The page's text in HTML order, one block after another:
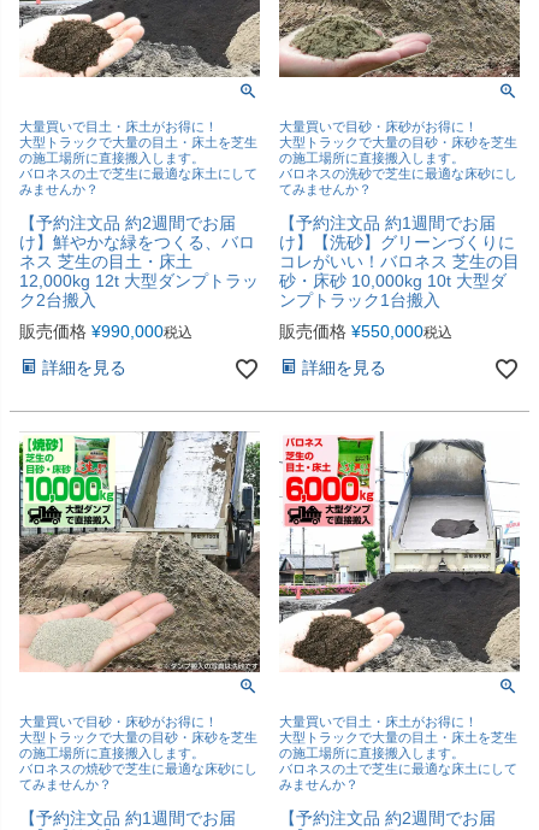
大量買いで目土・床土がお得に！
大型トラックで大量の目土・床土を芝生
の施工場所に直接搬入します。
バロネスの土で芝生に最適な床土にして
みませんか？
【予約注文品 約2週間でお届
け】鮮やかな緑をつくる、バロ
ネス 芝生の目土・床土
12,000kg 12t 大型ダンプトラッ
ク2台搬入
販売価格 ¥990,000税込
詳細を見る
大量買いで目砂・床砂がお得に！
大型トラックで大量の目砂・床砂を芝生
の施工場所に直接搬入します。
バロネスの洗砂で芝生に最適な床砂にし
てみませんか？
【予約注文品 約1週間でお届
け】【洗砂】グリーンづくりに
コレがいい！バロネス 芝生の目
砂・床砂 10,000kg 10t 大型ダ
ンプトラック1台搬入
販売価格 ¥550,000税込
詳細を見る
大量買いで目砂・床砂がお得に！
大型トラックで大量の目砂・床砂を芝生
の施工場所に直接搬入します。
バロネスの焼砂で芝生に最適な床砂にし
てみませんか？
【予約注文品 約1週間でお届
大量買いで目土・床土がお得に！
大型トラックで大量の目土・床土を芝生
の施工場所に直接搬入します。
バロネスの土で芝生に最適な床土にして
みませんか？
【予約注文品 約2週間でお届